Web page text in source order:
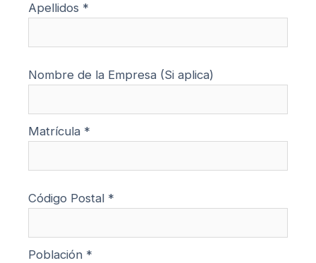
Apellidos *
Nombre de la Empresa (Si aplica)
Matrícula *
Código Postal *
Población *